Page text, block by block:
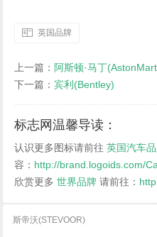
英国品牌
上一篇： 阿斯顿·马丁
下一篇： 宾利(Bentley)
标志网温馨导读：
认识更多图标请前往 英国汽车
容： http://brand.logoids.com/
欣赏更多 世界品牌 请前往：
斯帝沃(STEVOOR)